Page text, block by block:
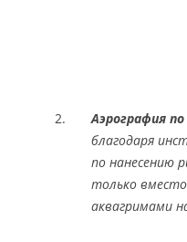
Аэрография
благодаря
по нанесению
только вместо
аквагримами